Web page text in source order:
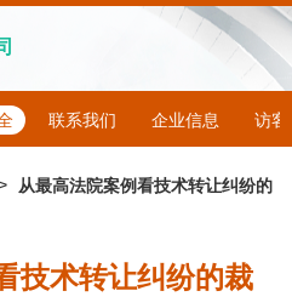
联系我们 企业信息 访客
从最高法院案例看技术转让纠纷的
技术转让纠纷的裁